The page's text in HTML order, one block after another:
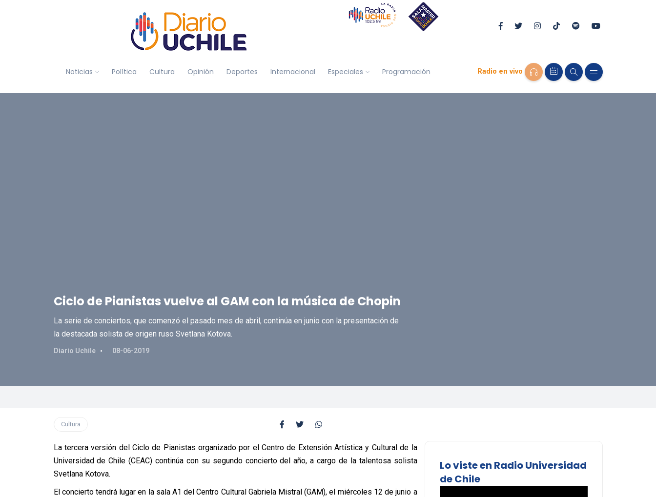
Noticias Política Cultura Opinión Deportes Internacional Especiales Programación Radio en vivo
Ciclo de Pianistas vuelve al GAM con la música de Chopin
La serie de conciertos, que comenzó el pasado mes de abril, continúa en junio con la presentación de
la destacada solista de origen ruso Svetlana Kotova.
Diario Uchile 08-06-2019
Cultura
La tercera versión del Ciclo de Pianistas organizado por el Centro de Extensión Artística y Cultural de la
Universidad de Chile (CEAC) continúa con su segundo concierto del año, a cargo de la talentosa solista
Svetlana Kotova.
El concierto tendrá lugar en la sala A1 del Centro Cultural Gabriela Mistral (GAM), el miércoles 12 de junio a
Lo viste en Radio Universidad
de Chile